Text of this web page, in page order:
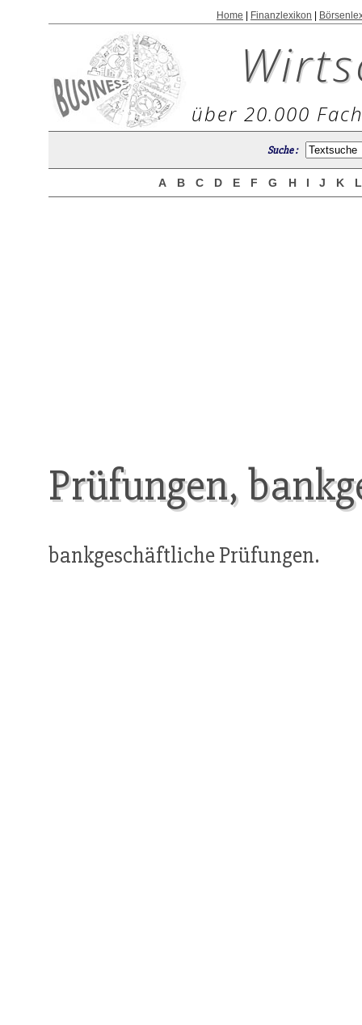
Home Finanzlexikon
über 20.000
Suche :
A B C D E F G H I J K
Prüfungen,
bankgeschäftliche Prüfungen.